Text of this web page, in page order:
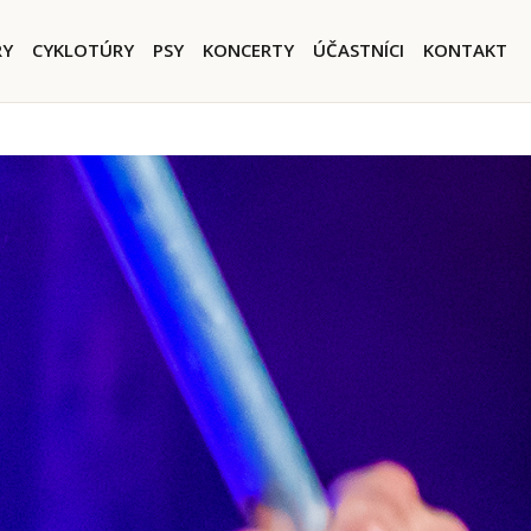
CYKLOTÚRY PSY KONCERTY ÚČASTNÍCI KONTAKT